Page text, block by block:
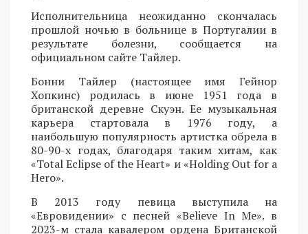
Исполнительница неожиданно скончалась
прошлой ночью в больнице в Португалии в
результате болезни, сообщается на
официальном сайте Тайлер.
Бонни Тайлер (настоящее имя Гейнор
Хопкинс) родилась в июне 1951 года в
британской деревне Скуэн. Ее музыкальная
карьера стартовала в 1976 году, а
наибольшую популярность артистка обрела в
80-90-х годах, благодаря таким хитам, как
«Total Eclipse of the Heart» и «Holding Out for a
Hero».
В 2013 году певица выступила на
«Евровидении» с песней «Believe In Me». в
2023-м стала кавалером ордена Британской